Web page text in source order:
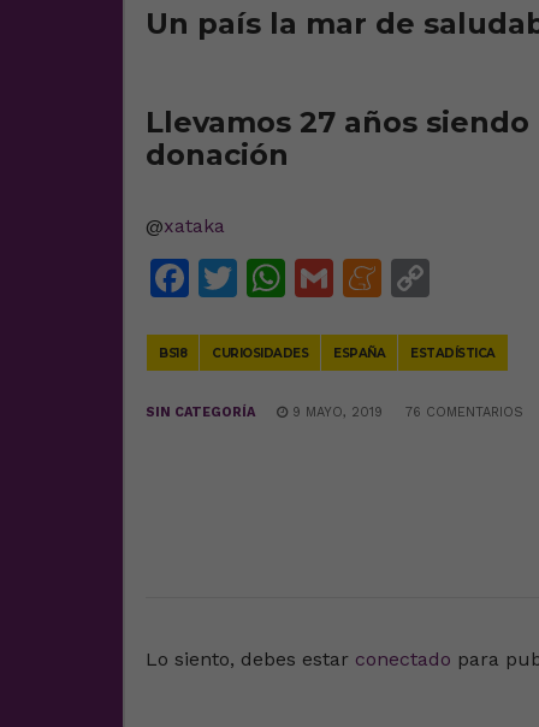
Un país la mar de
Llevamos 27 años
donación
@xataka
Facebook
Twitter
WhatsApp
GmailMeneame
BS18 CURIOSIDADES ESPAÑA ESTADÍSTICA
SIN CATEGORÍA 9 MAYO, 2019 76 COMENTARIOS
Lo siento, debes estar conectado para